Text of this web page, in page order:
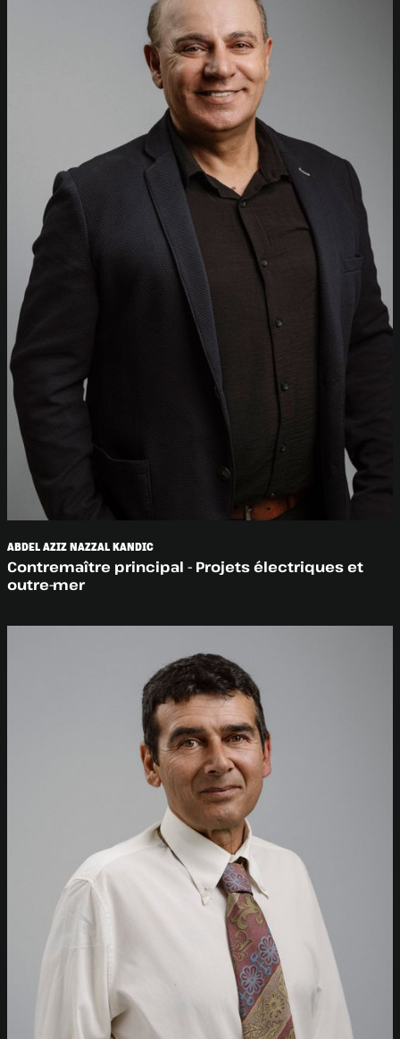
ABDEL AZIZ NAZZAL KANDIC
Contremaître principal - Projets électriques et
outre-mer